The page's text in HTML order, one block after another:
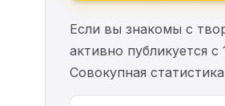
Если вы знакомы с
активно публикуется
Совокупная